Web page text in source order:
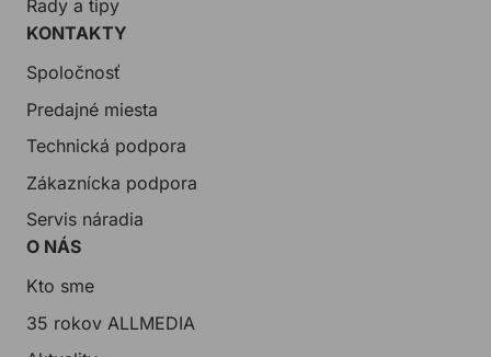
Rady a tipy
KONTAKTY
Spoločnosť
Predajné miesta
Technická podpora
Zákaznícka podpora
Servis náradia
O NÁS
Kto sme
35 rokov ALLMEDIA